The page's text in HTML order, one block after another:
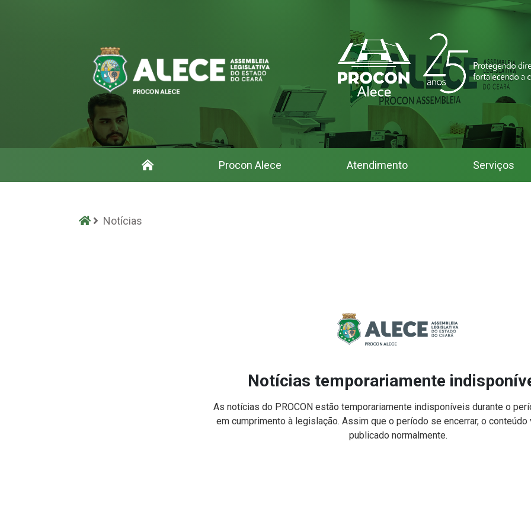
Início Procon Alece Atendimento Serviços
Notícias - Procon Assembleia
InícioNotícias
Notícias temporariamente
As notícias do PROCON estão temporariamente indisponíveis durante o
em cumprimento à legislação. Assim que o período se encerrar, o conteúdo
publicado normalmente.